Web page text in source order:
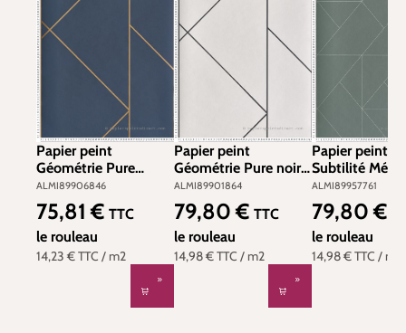
Papier peint
Géométrie Pure
Métallisé bleu marine
doré - Alchimie de
Casadéco | Réf.
ALMI89906846
ALMI89906846
14,23 €TTC / m2
Prix régulier :
75,81 € TTC
le rouleau
Papier peint
Géométrie Pure noir
écru - Alchimie de
Casadéco | Réf.
ALMI89901864
ALMI89901864
14,98 €TTC / m2
Prix régulier :
79,80 € TTC
le rouleau
Papier peint
Subtilité
vert kaki
Alchimie de
| Réf.
ALMI89957761
14,98 €TTC / m2
Prix régulier :
79,80 €
le rouleau